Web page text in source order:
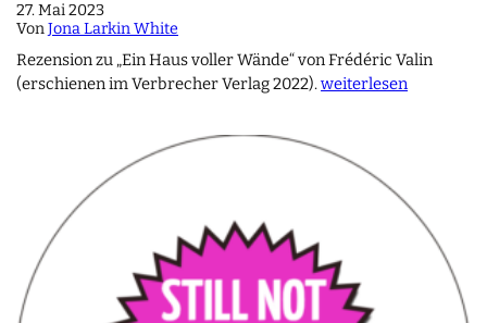
27. Mai 2023
VonJona Larkin White
Rezension zu „Ein Haus voller Wände“ von Frédéric Valin
(erschienen im Verbrecher Verlag 2022).weiterlesen